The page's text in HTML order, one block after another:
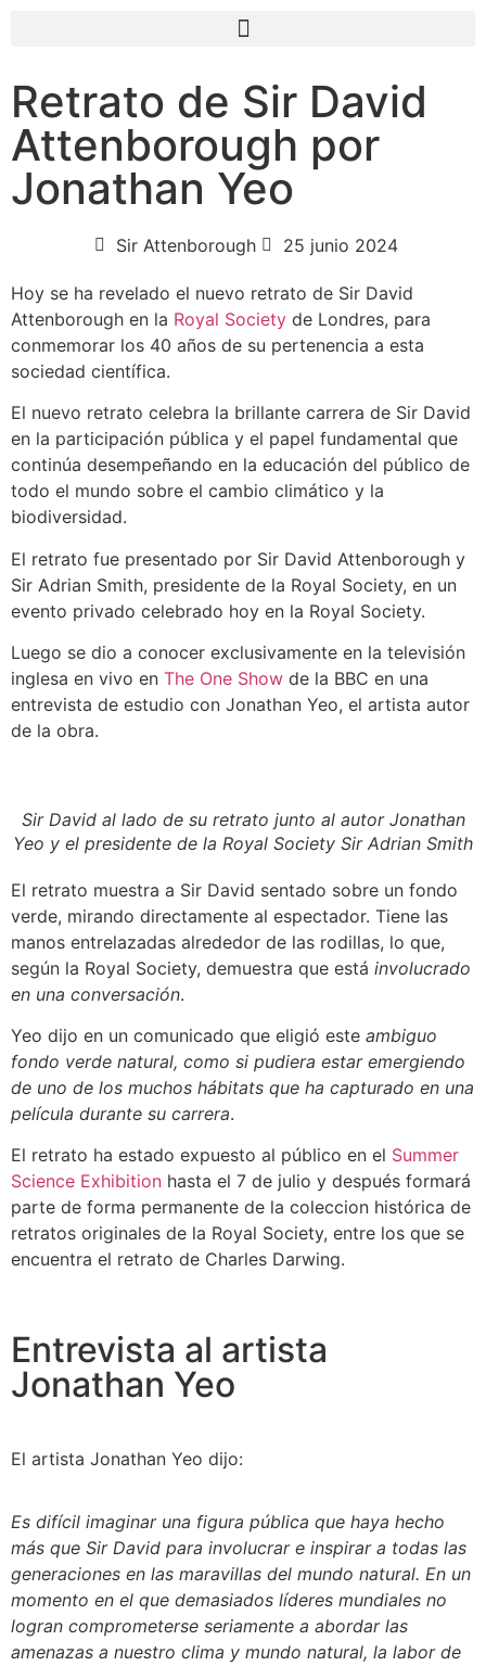
Retrato de Sir David
Attenborough por
Jonathan Yeo
Sir Attenborough 25 junio 2024
Hoy se ha revelado el nuevo retrato de Sir David
Attenborough en la Royal Society de Londres, para
conmemorar los 40 años de su pertenencia a esta
sociedad científica.
El nuevo retrato celebra la brillante carrera de Sir David
en la participación pública y el papel fundamental que
continúa desempeñando en la educación del público de
todo el mundo sobre el cambio climático y la
biodiversidad.
El retrato fue presentado por Sir David Attenborough y
Sir Adrian Smith, presidente de la Royal Society, en un
evento privado celebrado hoy en la Royal Society.
Luego se dio a conocer exclusivamente en la televisión
inglesa en vivo en The One Show de la BBC en una
entrevista de estudio con Jonathan Yeo, el artista autor
de la obra.
Sir David al lado de su retrato junto al autor Jonathan
Yeo y el presidente de la Royal Society Sir Adrian Smith
El retrato muestra a Sir David sentado sobre un fondo
verde, mirando directamente al espectador. Tiene las
manos entrelazadas alrededor de las rodillas, lo que,
según la Royal Society, demuestra que está involucrado
en una conversación.
Yeo dijo en un comunicado que eligió este ambiguo
fondo verde natural, como si pudiera estar emergiendo
de uno de los muchos hábitats que ha capturado en una
película durante su carrera.
El retrato ha estado expuesto al público en el Summer
Science Exhibition hasta el 7 de julio y después formará
parte de forma permanente de la coleccion histórica de
retratos originales de la Royal Society, entre los que se
encuentra el retrato de Charles Darwing.
Entrevista al artista
Jonathan Yeo
El artista Jonathan Yeo dijo:
Es difícil imaginar una figura pública que haya hecho
más que Sir David para involucrar e inspirar a todas las
generaciones en las maravillas del mundo natural. En un
momento en el que demasiados líderes mundiales no
logran comprometerse seriamente a abordar las
amenazas a nuestro clima y mundo natural, la labor de